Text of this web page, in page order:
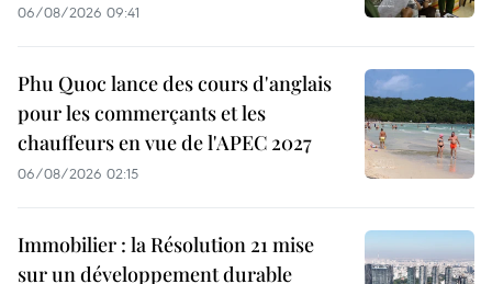
06/08/2026 09:41
Phu Quoc lance des cours d'anglais
pour les commerçants et les
chauffeurs en vue de l'APEC 2027
06/08/2026 02:15
Immobilier : la Résolution 21 mise
sur un développement durable